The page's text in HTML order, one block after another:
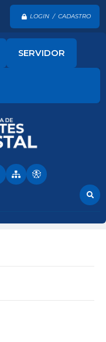
LOGIN / CADASTRO
SERVIDOR